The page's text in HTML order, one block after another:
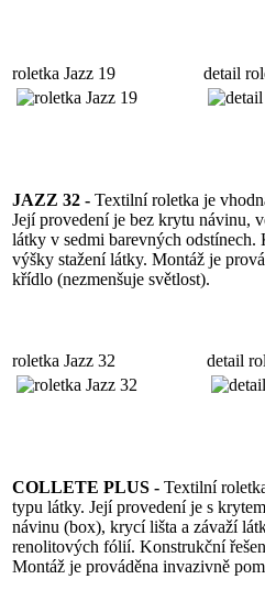
roletka Jazz 19 detail
JAZZ 32 - Textilní roletka je
Její provedení je bez krytu návinu,
látky v sedmi barevných odstínech.
výšky stažení látky. Montáž je
křídlo (nezmenšuje světlost).
roletka Jazz 32 detail
COLLETE PLUS - Textilní
typu látky. Její provedení je s
návinu (box), krycí lišta a závaží
renolitových fólií. Konstrukční
Montáž je prováděna invazivně